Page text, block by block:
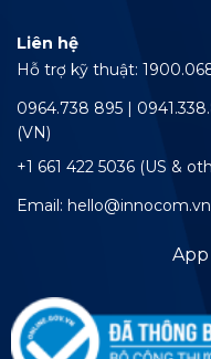
Liên hệ
Hỗ trợ kỹ thuật:
0964.738 895 |
(VN)
+1 661 422 5036 (US &
Email: hello@innocom.vn